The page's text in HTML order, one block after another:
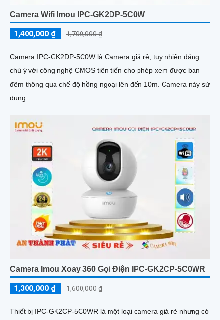
Camera Wifi Imou IPC-GK2DP-5C0W
1,400,000 ₫ 1,700,000 ₫
Camera IPC-GK2DP-5C0W là Camera giá rẻ, tuy nhiên đáng
chú ý với công nghệ CMOS tiên tiến cho phép xem được ban
đêm thông qua chế độ hồng ngoại lên đến 10m. Camera này sử
dụng...
Camera Imou Xoay 360 Gọi Điện IPC-GK2CP-5C0WR
1,300,000 ₫ 1,600,000 ₫
Thiết bị IPC-GK2CP-5C0WR là một loại camera giá rẻ nhưng có